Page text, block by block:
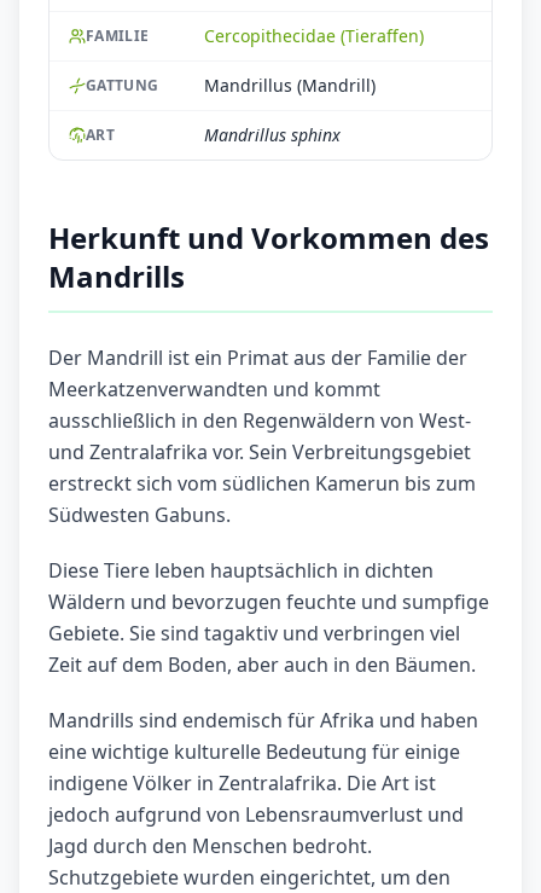
FAMILIE Cercopithecidae (Tieraffen)
GATTUNG Mandrillus (Mandrill)
ART Mandrillus sphinx
Herkunft und Vorkommen des
Mandrills
Der Mandrill ist ein Primat aus der Familie der
Meerkatzenverwandten und kommt
ausschließlich in den Regenwäldern von West-
und Zentralafrika vor. Sein Verbreitungsgebiet
erstreckt sich vom südlichen Kamerun bis zum
Südwesten Gabuns.
Diese Tiere leben hauptsächlich in dichten
Wäldern und bevorzugen feuchte und sumpfige
Gebiete. Sie sind tagaktiv und verbringen viel
Zeit auf dem Boden, aber auch in den Bäumen.
Mandrills sind endemisch für Afrika und haben
eine wichtige kulturelle Bedeutung für einige
indigene Völker in Zentralafrika. Die Art ist
jedoch aufgrund von Lebensraumverlust und
Jagd durch den Menschen bedroht.
Schutzgebiete wurden eingerichtet, um den